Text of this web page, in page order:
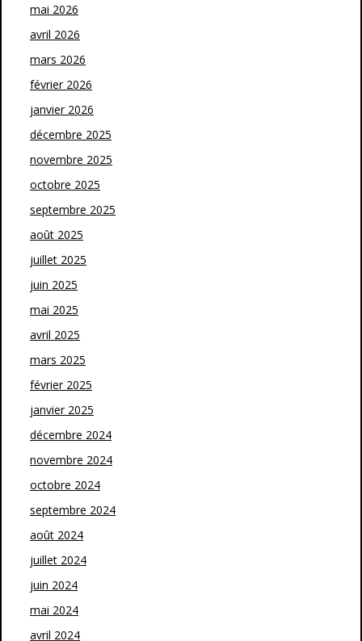
mai 2026
avril 2026
mars 2026
février 2026
janvier 2026
décembre 2025
novembre 2025
octobre 2025
septembre 2025
août 2025
juillet 2025
juin 2025
mai 2025
avril 2025
mars 2025
février 2025
janvier 2025
décembre 2024
novembre 2024
octobre 2024
septembre 2024
août 2024
juillet 2024
juin 2024
mai 2024
avril 2024